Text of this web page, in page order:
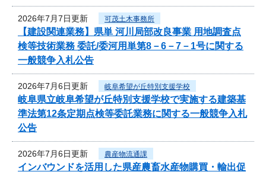
2026年7月7日更新 可茂土木事務所
【建設関連業務】県単 河川局部改良事業 用地調査点
検等技術業務 委託/委河用単第8－6－7－1号に関する
一般競争入札公告
2026年7月6日更新 岐阜希望が丘特別支援学校
岐阜県立岐阜希望が丘特別支援学校で実施する建築基
準法第12条定期点検等委託業務に関する一般競争入札
公告
2026年7月6日更新 農産物流通課
インバウンドを活用した県産農畜水産物購買・輸出促